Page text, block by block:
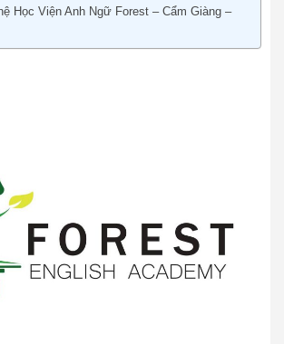
Học Viện Anh Ngữ Forest – Cẩm Giàng –